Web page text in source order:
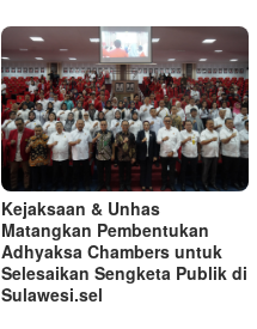
Kejaksaan & Unhas
Matangkan Pembentukan
Adhyaksa Chambers untuk
Selesaikan Sengketa Publik di
Sulawesi.sel